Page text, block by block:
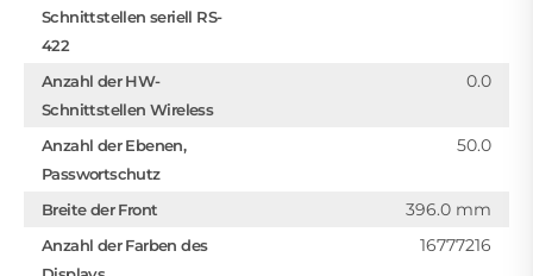
Schnittstellen seriell RS-
422
Anzahl der HW-
Schnittstellen Wireless
0.0
Anzahl der Ebenen,
Passwortschutz
50.0
Breite der Front 396.0 mm
Anzahl der Farben des
16777216